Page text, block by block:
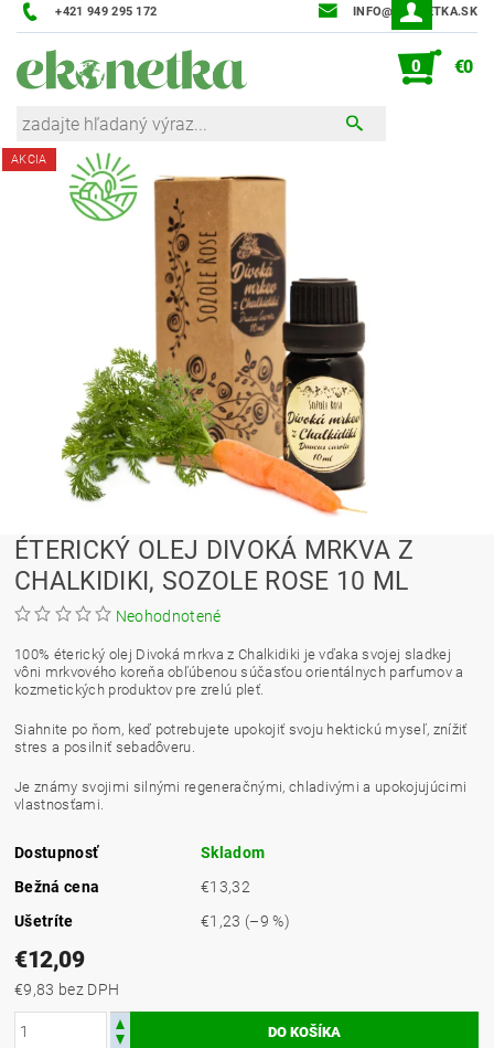
+421 949 295 172 INFO@EKONETKA.SK
0 €0
AKCIA
ÉTERICKÝ OLEJ DIVOKÁ MRKVA Z
CHALKIDIKI, SOZOLE ROSE 10 ML
Neohodnotené
100% éterický olej Divoká mrkva z Chalkidiki je vďaka svojej sladkej
vôni mrkvového koreňa obľúbenou súčasťou orientálnych parfumov a
kozmetických produktov pre zrelú pleť.
Siahnite po ňom, keď potrebujete upokojiť svoju hektickú myseľ, znížiť
stres a posilniť sebadôveru.
Je známy svojimi silnými regeneračnými, chladivými a upokojujúcimi
vlastnosťami.
Dostupnosť
Skladom
Bežná cena
€13,32
Ušetríte
€1,23 (–9 %)
€12,09
€9,83 bez DPH